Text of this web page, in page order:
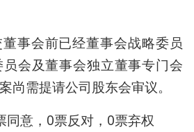
事会前已经董事会战略委员
会及董事会独立董事专门会
尚需提请公司股东会审议。
同意，0票反对，0票弃权